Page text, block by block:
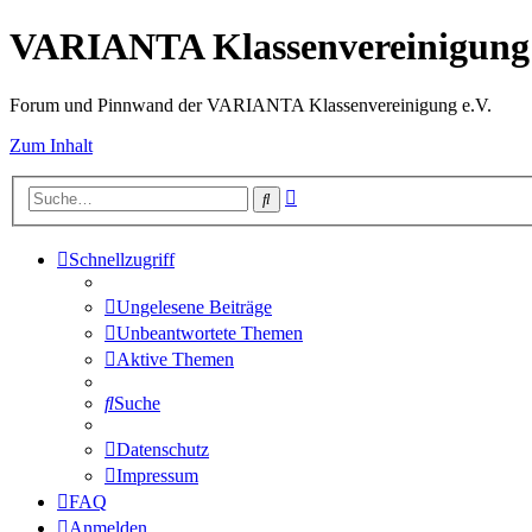
VARIANTA Klassenvereinigung
Forum und Pinnwand der VARIANTA Klassenvereinigung e.V.
Zum Inhalt
Suche
Schnellzugriff
Ungelesene Beiträge
Unbeantwortete Themen
Aktive Themen
Suche
Datenschutz
Impressum
FAQ